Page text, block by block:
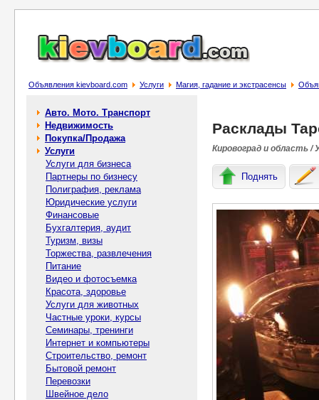
Объявления kievboard.com Услуги Магия, гадание и экстрасенсы
Авто. Мото. Транспорт
Недвижимость
Покупка/Продажа
Услуги
Услуги для бизнеса
Партнеры по бизнесу
Полиграфия, реклама
Юридические услуги
Финансовые
Бухгалтерия, аудит
Туризм, визы
Торжества, развлечения
Питание
Видео и фотосъемка
Красота, здоровье
Услуги для животных
Частные уроки, курсы
Семинары, тренинги
Интернет и компьютеры
Строительство, ремонт
Бытовой ремонт
Перевозки
Швейное дело
Расклады
Кировоград и область /
Поднять